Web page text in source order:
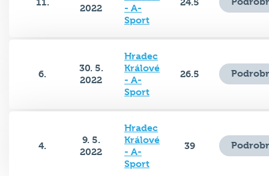
2022
- A-
Sport
6.
30. 5.
2022
Hradec
Králové
- A-
Sport
26.5
4.
9. 5.
2022
Hradec
Králové
- A-
Sport
39